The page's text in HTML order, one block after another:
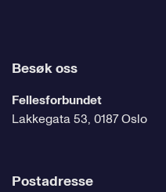
Besøk oss
Fellesforbundet
Lakkegata 53, 0187 Oslo
Postadresse